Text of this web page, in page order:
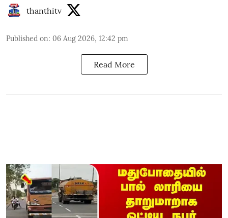
thanthitv
Published on: 06 Aug 2026, 12:42 pm
Read More